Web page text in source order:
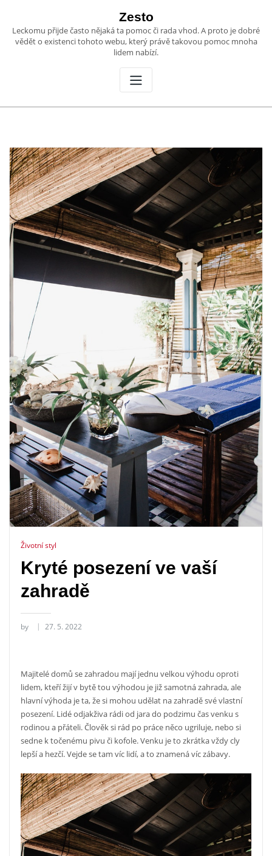
content
Zesto
Leckomu přijde často nějaká ta pomoc či rada vhod. A proto je dobré
vědět o existenci tohoto webu, který právě takovou pomoc mnoha
lidem nabízí.
Životní styl
Kryté posezení ve vaší
zahradě
by 27. 5. 2022
Majitelé domů se zahradou mají jednu velkou výhodu oproti
lidem, kteří žijí v bytě tou výhodou je již samotná zahrada, ale
hlavní výhoda je ta, že si mohou udělat na zahradě své vlastní
posezení. Lidé odjakživa rádi od jara do podzimu čas venku s
rodinou a přáteli. Člověk si rád po práce něco ugriluje, nebo si
sedne k točenému pivu či kofole. Venku je to zkrátka vždy cly
lepší a hezčí. Vejde se tam víc lidí, a to znamená víc zábavy.